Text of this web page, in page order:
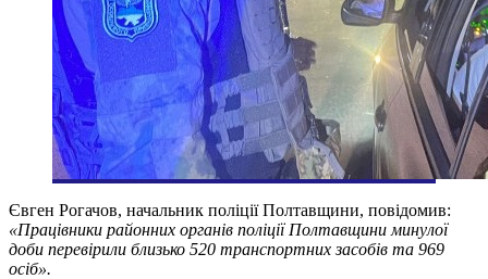
Євген Рогачов, начальник поліції Полтавщини, повідомив:
«Працівники районних органів поліції Полтавщини минулої
доби перевірили близько 520 транспортних засобів та 969
осіб».